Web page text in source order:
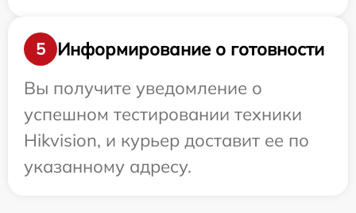
5
Информирование о готовности
Вы получите уведомление о
успешном тестировании техники
Hikvision, и курьер доставит ее по
указанному адресу.